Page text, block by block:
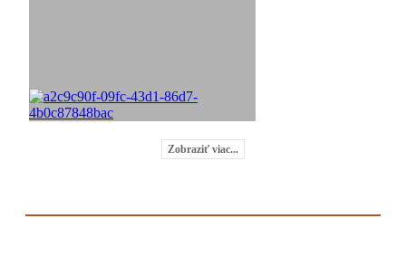
Zobraziť viac...